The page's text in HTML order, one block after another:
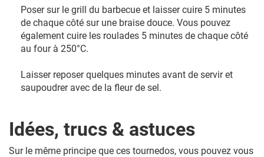
Poser sur le grill du barbecue et laisser cuire 5 minutes
de chaque côté sur une braise douce. Vous pouvez
également cuire les roulades 5 minutes de chaque côté
au four à 250°C.
Laisser reposer quelques minutes avant de servir et
saupoudrer avec de la fleur de sel.
Idées, trucs & astuces
Sur le même principe que ces tournedos, vous pouvez vous